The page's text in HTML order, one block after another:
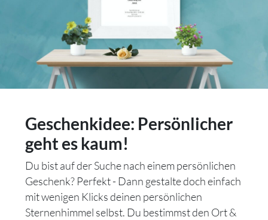
Geschenkidee: Persönlicher
geht es kaum!
Du bist auf der Suche nach einem persönlichen
Geschenk? Perfekt - Dann gestalte doch einfach
mit wenigen Klicks deinen persönlichen
Sternenhimmel selbst. Du bestimmst den Ort &